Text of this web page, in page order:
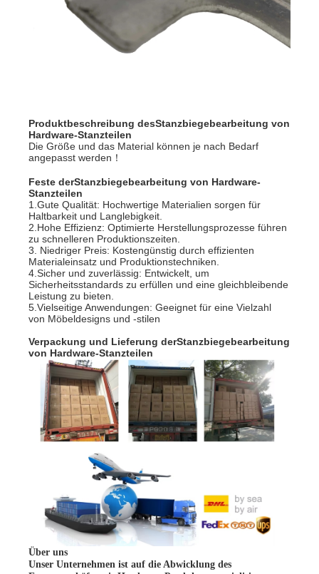
Produktbeschreibung desStanzbiegebearbeitung von
Hardware-Stanzteilen
Die Größe und das Material können je nach Bedarf
angepasst werden！
Feste derStanzbiegebearbeitung von Hardware-
Stanzteilen
1.Gute Qualität: Hochwertige Materialien sorgen für
Haltbarkeit und Langlebigkeit.
2.Hohe Effizienz: Optimierte Herstellungsprozesse führen
zu schnelleren Produktionszeiten.
3. Niedriger Preis: Kostengünstig durch effizienten
Materialeinsatz und Produktionstechniken.
4.Sicher und zuverlässig: Entwickelt, um
Sicherheitsstandards zu erfüllen und eine gleichbleibende
Leistung zu bieten.
5.Vielseitige Anwendungen: Geeignet für eine Vielzahl
von Möbeldesigns und -stilen
Verpackung und Lieferung derStanzbiegebearbeitung
von Hardware-Stanzteilen
Über uns
Unser Unternehmen ist auf die Abwicklung des